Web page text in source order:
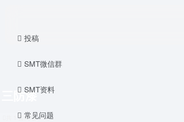
投稿
SMT微信群
SMT资料
常见问题
三防漆
共 1 篇网址